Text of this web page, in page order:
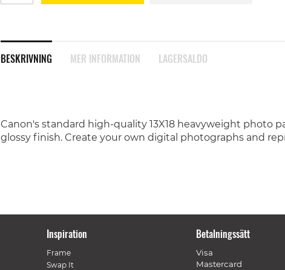
BESKRIVNING
Canon's standard high-quality 13X18 heavyweight photo
glossy finish. Create your own digital photographs and
MER INFORMATION LAGERSALDO
Inspiration
Frame
Swap It
Betalningssätt
Visa
Mastercard